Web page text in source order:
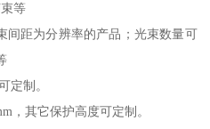
等
间距为分辨率的产品；光束数量可
定制。
，其它保护高度可定制。